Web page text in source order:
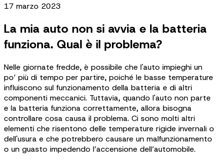
17 marzo 2023
La mia auto non si avvia e la batteria
funziona. Qual è il problema?
Nelle giornate fredde, è possibile che l'auto impieghi un
po’ più di tempo per partire, poiché le basse temperature
influiscono sul funzionamento della batteria e di altri
componenti meccanici. Tuttavia, quando l'auto non parte
e la batteria funziona correttamente, allora bisogna
controllare cosa causa il problema. Ci sono molti altri
elementi che risentono delle temperature rigide invernali o
dell'usura e che potrebbero causare un malfunzionamento
o un guasto impedendo l’accensione dell’automobile.